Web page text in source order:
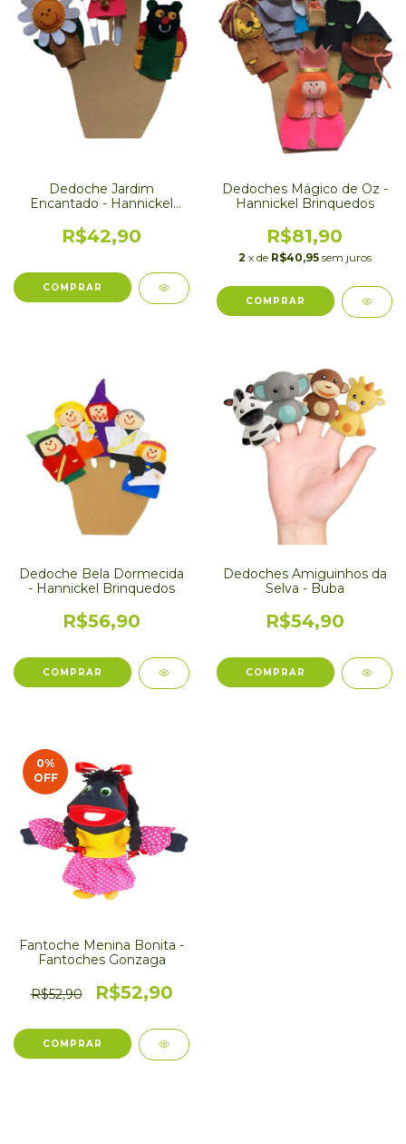
Dedoche Jardim
Encantado - Hannickel
R$42,90
Dedoches Mágico de Oz -
Hannickel Brinquedos
R$81,90
2 x de R$40,95 sem juros
Dedoche Bela Dormecida
- Hannickel Brinquedos
R$56,90
Dedoches Amiguinhos da
Selva - Buba
R$54,90
0%
OFF
Fantoche Menina Bonita -
Fantoches Gonzaga
R$52,90 R$52,90